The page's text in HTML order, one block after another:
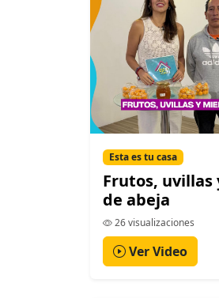
Esta es tu casa
Frutos, uvillas
de abeja
26 visualizaciones
Ver Video